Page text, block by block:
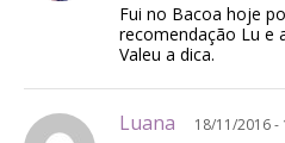
Fui no Bacoa hoje
recomendação Lu e
Valeu a dica.
Luana 18/11/2016 -